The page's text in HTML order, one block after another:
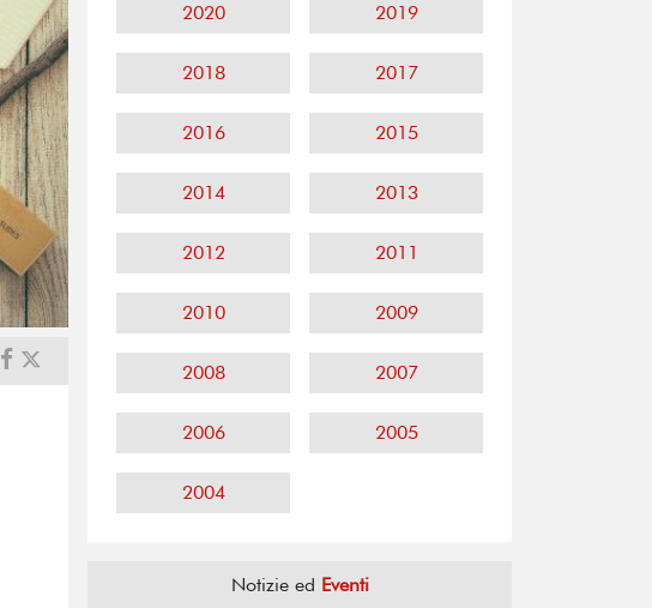
2020 2019
2018 2017
2016 2015
2014 2013
2012 2011
2010 2009
2008 2007
2006 2005
2004
Notizie ed Eventi